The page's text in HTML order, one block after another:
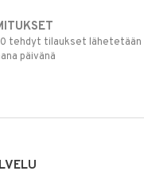
tehdyt tilaukset lähetetään
päivänä